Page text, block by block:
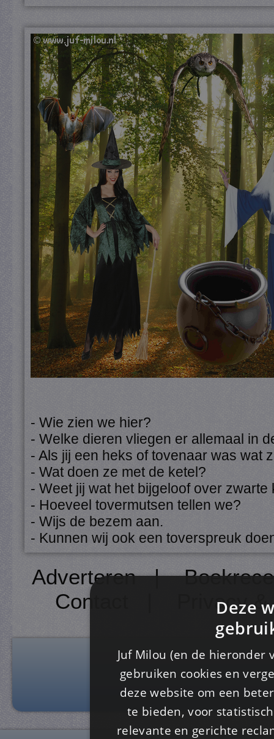
- Wie zien we hier?
- Welke dieren vliegen er allemaal in
- Als jij een heks of tovenaar was wat
- Wat doen ze met de ketel?
- Weet jij wat het bijgeloof over zwarte
- Hoeveel tovermutsen tellen we?
- Wijs de bezem aan.
- Kunnen wij ook een toverspreuk
Adverteren|
Contact
Privacy
Deze
Juf Milou (en de
gebruiken cookies en
deze website om een
te bieden, voor
relevante en gerichte